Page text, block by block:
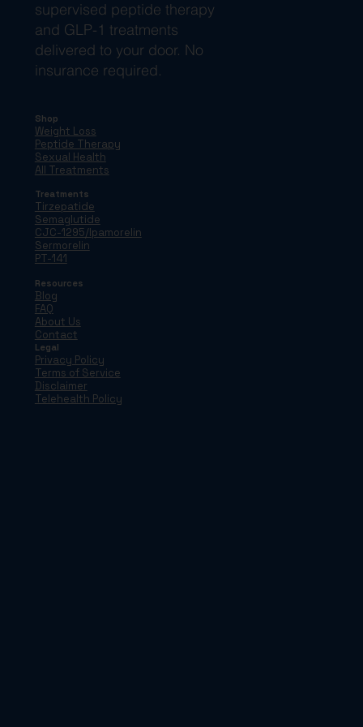
supervised peptide therapy
and GLP-1 treatments
delivered to your door. No
insurance required.
Shop
Weight Loss
Peptide Therapy
Sexual Health
All Treatments
Treatments
Tirzepatide
Semaglutide
CJC-1295/Ipamorelin
Sermorelin
PT-141
Resources
Blog
FAQ
About Us
Contact
Legal
Privacy Policy
Terms of Service
Disclaimer
Telehealth Policy